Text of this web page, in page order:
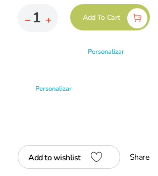
Add To Cart
Personalizar
Personalizar
Add to wishlist Share